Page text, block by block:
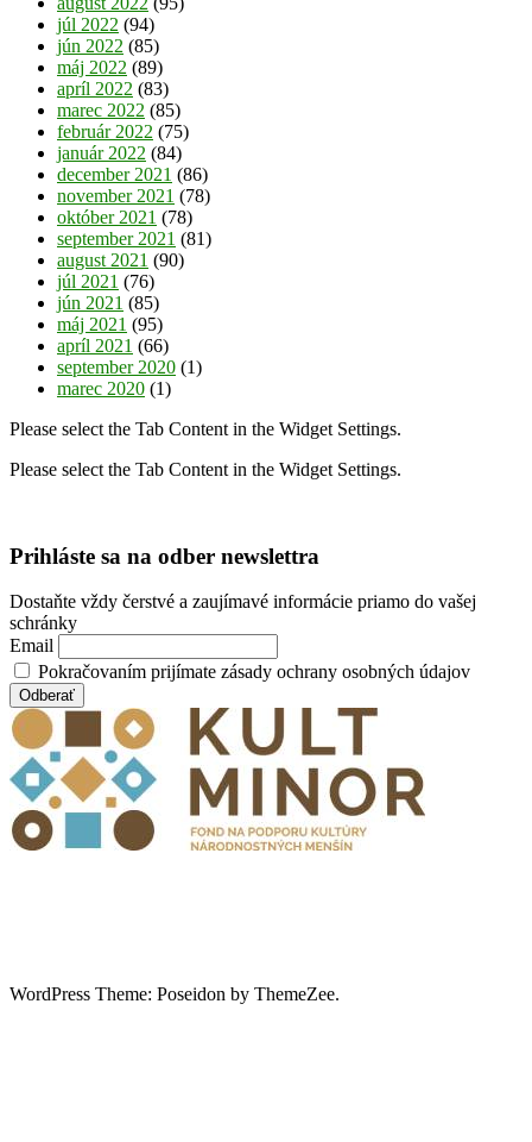
júl 2022 (94)
jún 2022 (85)
máj 2022 (89)
apríl 2022 (83)
marec 2022 (85)
február 2022 (75)
január 2022 (84)
december 2021 (86)
november 2021 (78)
október 2021 (78)
september 2021 (81)
august 2021 (90)
júl 2021 (76)
jún 2021 (85)
máj 2021 (95)
apríl 2021 (66)
september 2020 (1)
marec 2020 (1)
Please select the Tab Content in the Widget Settings.
Please select the Tab Content in the Widget Settings.
Prihláste sa na odber newslettra
Dostaňte vždy čerstvé a zaujímavé informácie priamo do vašej
schránky
Email
Pokračovaním prijímate zásady ochrany osobných údajov
WordPress Theme: Poseidon by ThemeZee.